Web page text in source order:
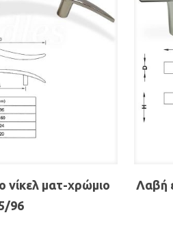
νίκελ ματ-χρώμιο
96
Λαβή